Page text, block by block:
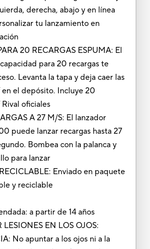
derecha, abajo y en línea
tu lanzamiento en
20 RECARGAS ESPUMA: El
para 20 recargas te
Levanta la tapa y deja caer las
en el depósito. Incluye 20
oficiales
A 27 M/S: El lanzador
puede lanzar recargas hasta 27
Bombea con la palanca y
para lanzar
Enviado en paquete
y reciclable
a partir de 14 años
LESIONES EN LOS OJOS:
No apuntar a los ojos ni a la